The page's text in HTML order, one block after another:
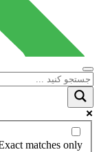
matches only